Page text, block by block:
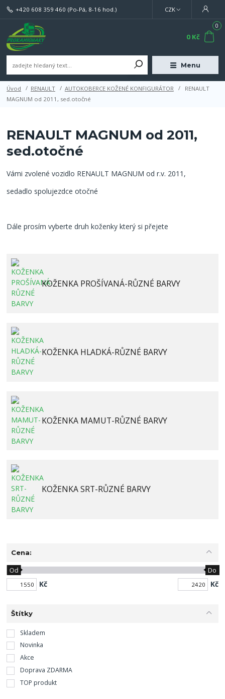
Menu
CZK
+420 608 359 460 (Po-Pá, 8-16 hod.)
0
0 Kč
Úvod RENAULT AUTOKOBERCE KOŽENÉ KONFIGURÁTOR
RENAULT
MAGNUM od 2011, sed.otočné
RENAULT MAGNUM od 2011,
sed.otočné
Vámi zvolené vozidlo RENAULT MAGNUM od r.v. 2011,
sedadlo spolujezdce otočné
Dále prosím vyberte druh koženky který si přejete
KOŽENKA PROŠÍVANÁ-RŮZNÉ BARVY
KOŽENKA HLADKÁ-RŮZNÉ BARVY
KOŽENKA MAMUT-RŮZNÉ BARVY
KOŽENKA SRT-RŮZNÉ BARVY
Cena:
Kč
Od Do
Kč
Štítky
Skladem
Novinka
Akce
Doprava ZDARMA
TOP produkt